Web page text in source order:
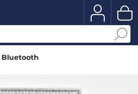
Bluetooth